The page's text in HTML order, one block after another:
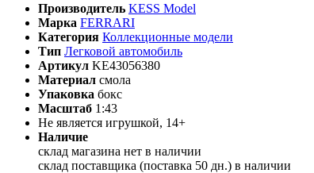
Производитель KESS Model
Марка FERRARI
Категория Коллекционные модели
Тип Легковой автомобиль
Артикул KE43056380
Материал смола
Упаковка бокс
Масштаб 1:43
Не является игрушкой, 14+
Наличие
склад магазина нет в наличии
склад поставщика (поставка 50 дн.) в наличии